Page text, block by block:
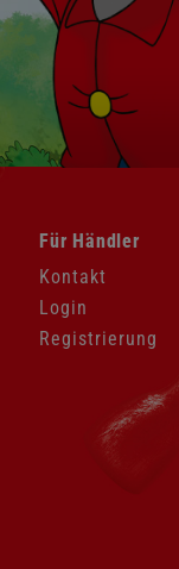
Navigation
überspringen
Für Händler
Kontakt
Login
Registrierung